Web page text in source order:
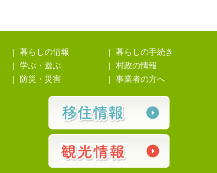
暮らしの情報
暮らしの手続き
学ぶ・遊ぶ
村政の情報
防災・災害
事業者の方へ